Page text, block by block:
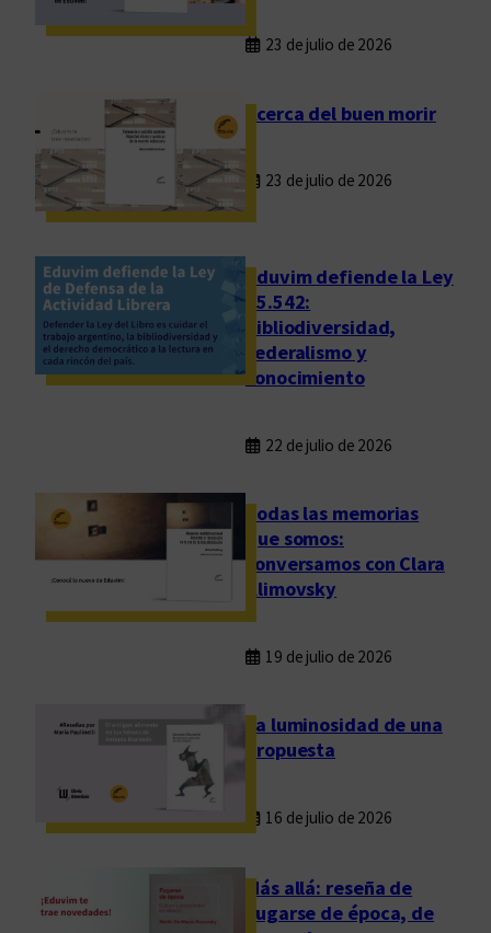
t
23 de julio de 2026
Acerca del buen morir
23 de julio de 2026
Eduvim defiende la Ley
25.542:
bibliodiversidad,
federalismo y
conocimiento
22 de julio de 2026
Todas las memorias
que somos:
conversamos con Clara
Klimovsky
19 de julio de 2026
La luminosidad de una
propuesta
16 de julio de 2026
Más allá: reseña de
Fugarse de época, de